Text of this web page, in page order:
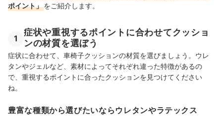
ポイント」をご紹介します。
1
症状や重視するポイントに合わせてクッショ
ンの材質を選ぼう
症状に合わせて、車椅子クッションの材質を選びましょう。ウレ
タンやジェルなど、素材によってそれぞれ違った特徴があるの
で、重視するポイントに合ったクッションを見つけてください
ね。
豊富な種類から選びたいならウレタンやラテックス